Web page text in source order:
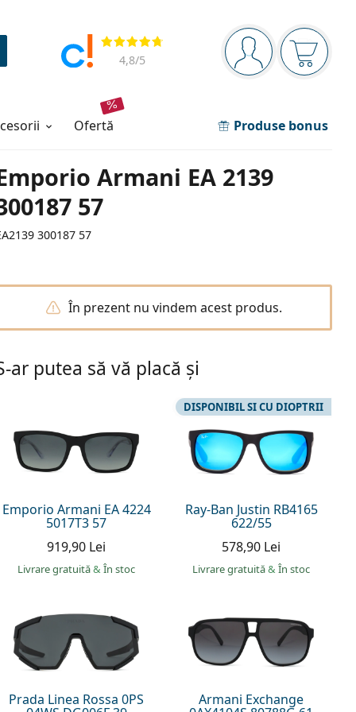
Panou de navigare
Sunteți logat
Coșul
Opinii
4,8/5
ofertă Produse bonus
Armani EA 2139
57
300187 57
În prezent nu vindem acest produs.
ar putea să vă placă și
Emporio Armani EA 4224
5017T3 57
919,90 Lei
Livrare gratuită& În stoc
Ray-Ban Justin RB4165
622/55
DISPONIBIL SI CU DIOPTRII
578,90 Lei
Livrare gratuită& În stoc
Prada Linea Rossa 0PS Armani Exchange